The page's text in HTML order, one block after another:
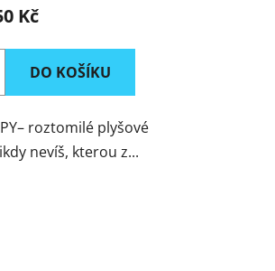
Kč
DO KOŠÍKU
roztomilé plyšové
nevíš, kterou z...